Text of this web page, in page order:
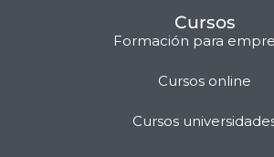
Cursos
Formación para
Cursos online
Cursos